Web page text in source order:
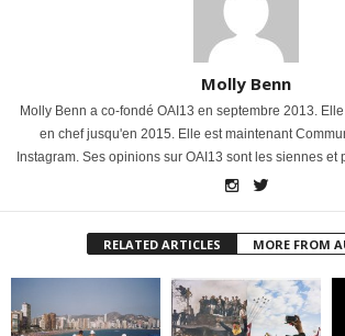
Molly Benn
Molly Benn a co-fondé OAI13 en septembre 2013.
en chef jusqu'en 2015. Elle est maintenant
Instagram. Ses opinions sur OAI13 sont les siennes et
RELATED ARTICLES MORE FROM